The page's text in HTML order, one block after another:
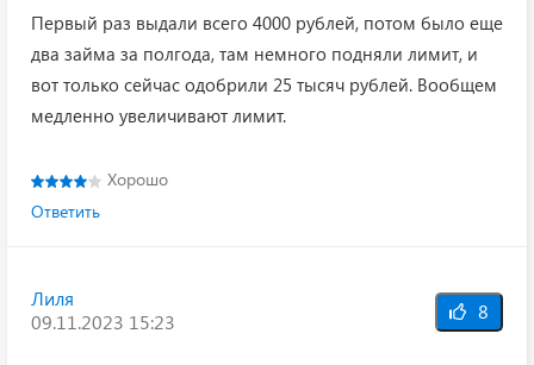
Первый раз выдали всего 4000 рублей, потом было еще
два займа за полгода, там немного подняли лимит, и
вот только сейчас одобрили 25 тысяч рублей. Вообщем
медленно увеличивают лимит.
Хорошо
Ответить
Лиля
09.11.2023 15:23
8